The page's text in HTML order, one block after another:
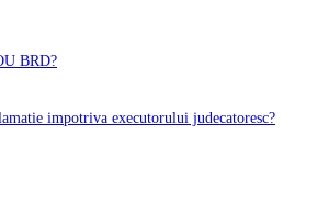
BRD?
impotriva executorului judecatoresc?